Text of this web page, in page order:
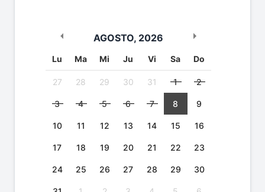
AGOSTO, 2026
Lu Ma Mi Ju Vi Sa Do
27 28 29 30 31 1 2
3 4 5 6 7 8 9
10 11 12 13 14 15 16
17 18 19 20 21 22 23
24 25 26 27 28 29 30